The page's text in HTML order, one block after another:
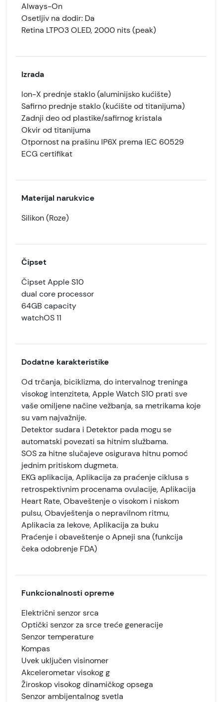
Always-On
Osetljiv na dodir: Da
Retina LTPO3 OLED, 2000 nits (peak)
Izrada
Ion-X prednje staklo (aluminijsko kućište)
Safirno prednje staklo (kućište od titanijuma)
Zadnji deo od plastike/safirnog kristala
Okvir od titanijuma
Otpornost na prašinu IP6X prema IEC 60529
ECG certifikat
Materijal narukvice
Silikon (Roze)
Čipset
Čipset Apple S10
dual core processor
64GB capacity
watchOS 11
Dodatne karakteristike
Od trčanja, biciklizma, do intervalnog treninga
visokog intenziteta, Apple Watch S10 prati sve
vaše omiljene načine vežbanja, sa metrikama koje
su vam najvažnije.
Detektor sudara i Detektor pada mogu se
automatski povezati sa hitnim službama.
SOS za hitne slučajeve osigurava hitnu pomoć
jednim pritiskom dugmeta.
EKG aplikacija, Aplikacija za praćenje ciklusa s
retrospektivnim procenama ovulacije, Aplikacija
Heart Rate, Obaveštenje o visokom i niskom
pulsu, Obavještenja o nepravilnom ritmu,
Aplikacia za lekove, Aplikacija za buku
Praćenje i obaveštenje o Apneji sna (funkcija
čeka odobrenje FDA)
Funkcionalnosti opreme
Električni senzor srca
Optički senzor za srce treće generacije
Senzor temperature
Kompas
Uvek uključen visinomer
Akcelerometar visokog g
Žiroskop visokog dinamičkog opsega
Senzor ambijentalnog svetla